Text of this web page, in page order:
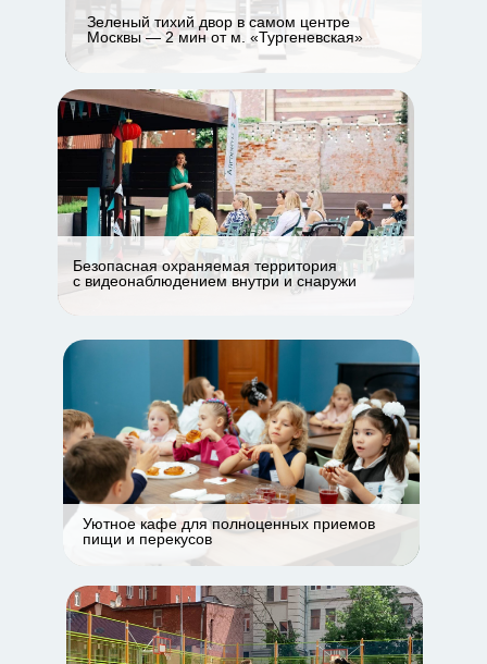
Уютное кафе для полноценных приемов
пищи и перекусов
Зеленый тихий двор в самом центре
Москвы — 2 мин от м. «Тургеневская»
Безопасная охраняемая территория
с видеонаблюдением внутри и снаружи